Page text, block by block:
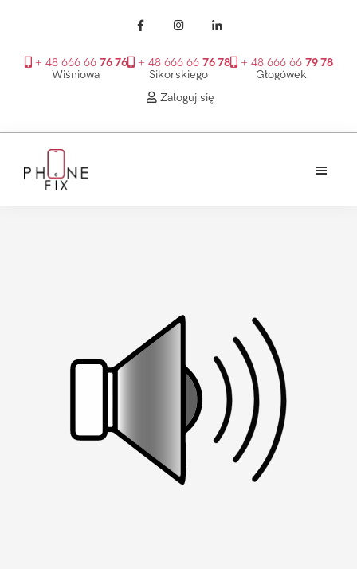
+ 48 666 66 76 76
Wiśniowa
+ 48 666 66 76 78
Sikorskiego
+ 48 666 66 79 78
Głogówek
Zaloguj się
głównego